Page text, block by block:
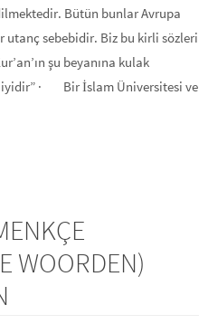
Bütün bunlar Avrupa
utanç sebebidir. Biz bu kirli sözleri
şu beyanına kulak
iyidir” · Bir İslam Üniversitesi ve
WOORDEN)